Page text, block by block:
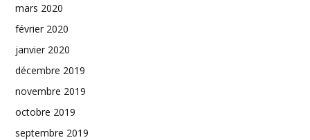
mars 2020
février 2020
janvier 2020
décembre 2019
novembre 2019
octobre 2019
septembre 2019